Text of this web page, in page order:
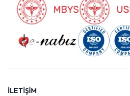
İLETİŞİM